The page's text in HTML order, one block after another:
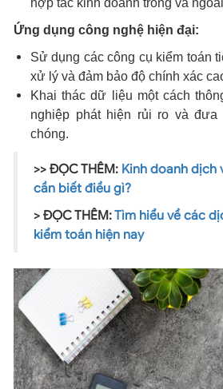
hợp tác kinh doanh trong và
Ứng dụng công nghệ hiện đại:
Sử dụng các công cụ kiểm toán
xử lý và đảm bảo độ chính xác
Khai thác dữ liệu một cách
nghiệp phát hiện rủi ro và đưa
chóng.
>> ĐỌC THÊM: Kinh doanh dịch
cần biết điều gì?
> ĐỌC THÊM:Tìm hiểu về các
kiểm toán hiện nay